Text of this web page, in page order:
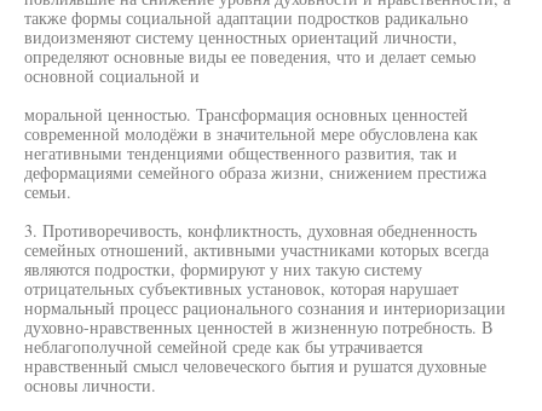
также формы социальной адаптации подростков радикально
видоизменяют систему ценностных ориентаций личности,
определяют основные виды ее поведения, что и делает семью
основной социальной и
моральной ценностью. Трансформация основных ценностей
современной молодёжи в значительной мере обусловлена как
негативными тенденциями общественного развития, так и
деформациями семейного образа жизни, снижением престижа
семьи.
3. Противоречивость, конфликтность, духовная обедненность
семейных отношений, активными участниками которых всегда
являются подростки, формируют у них такую систему
отрицательных субъективных установок, которая нарушает
нормальный процесс рационального сознания и интериоризации
духовно-нравственных ценностей в жизненную потребность. В
неблагополучной семейной среде как бы утрачивается
нравственный смысл человеческого бытия и рушатся духовные
основы личности.